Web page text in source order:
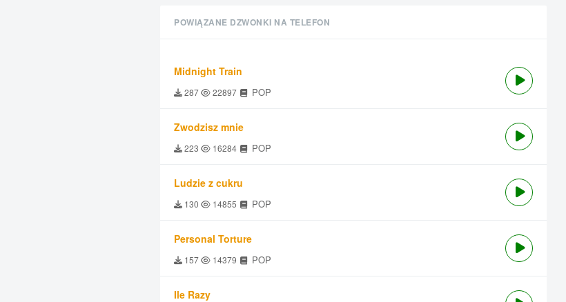
POWIĄZANE DZWONKI NA TELEFON
Midnight Train
287 22897 POP
Zwodzisz mnie
223 16284 POP
Ludzie z cukru
130 14855 POP
Personal Torture
157 14379 POP
Ile Razy